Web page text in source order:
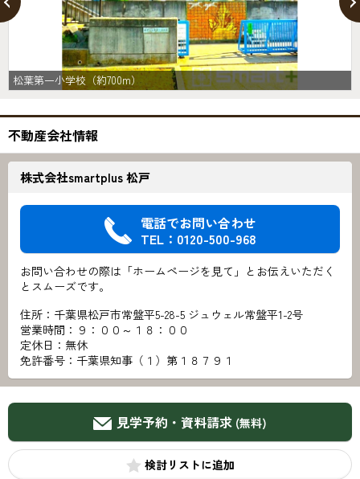
松葉第一小学校（約700m）
不動産会社情報
株式会社smartplus 松戸
電話でお問い合わせ
TEL：0120-500-968
お問い合わせの際は「ホームページを見て」とお伝えいただく
とスムーズです。
住所：千葉県松戸市常盤平5-28-5 ジュウェル常盤平1-2号
営業時間：９：００～１８：００
定休日：無休
免許番号：千葉県知事（１）第１８７９１
見学予約・資料請求 (無料)
検討リスト